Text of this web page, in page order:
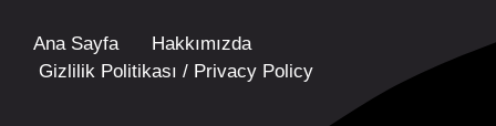
Ana Sayfa
Hakkımızda
Gizlilik Politikası / Privacy Policy